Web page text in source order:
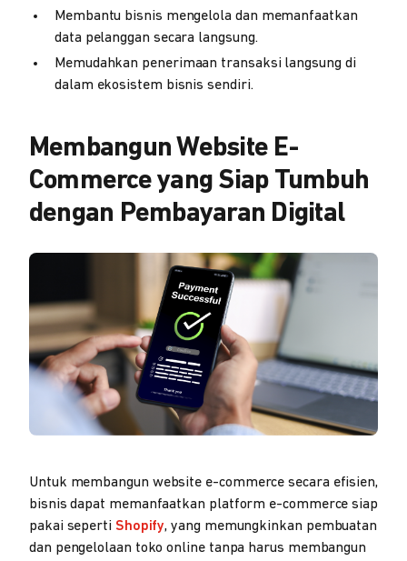
Membantu bisnis mengelola dan memanfaatkan
data pelanggan secara langsung.
Memudahkan penerimaan transaksi langsung di
dalam ekosistem bisnis sendiri.
Membangun Website E-
Commerce yang Siap Tumbuh
dengan Pembayaran Digital
Untuk membangun website e-commerce secara efisien,
bisnis dapat memanfaatkan platform e-commerce siap
pakai seperti Shopify, yang memungkinkan pembuatan
dan pengelolaan toko online tanpa harus membangun